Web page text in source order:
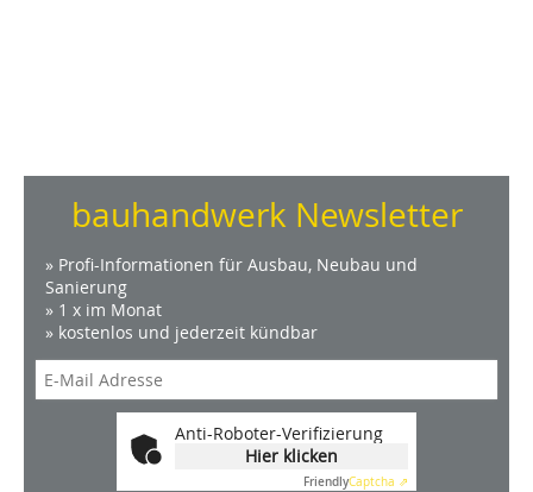
bauhandwerk Newsletter
» Profi-Informationen für Ausbau, Neubau und
Sanierung
» 1 x im Monat
» kostenlos und jederzeit kündbar
Anti-Roboter-Verifizierung
Hier klicken
FriendlyCaptcha ⇗